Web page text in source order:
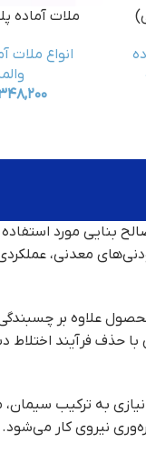
ملات آماده
انواع ملات
بنایی مورد استفاده
معدنی، عملکردی
علاوه بر چسبندگی
با حذف فرآیند اختلاط
به ترکیب سیمان،
نیروی کار می‌شود.